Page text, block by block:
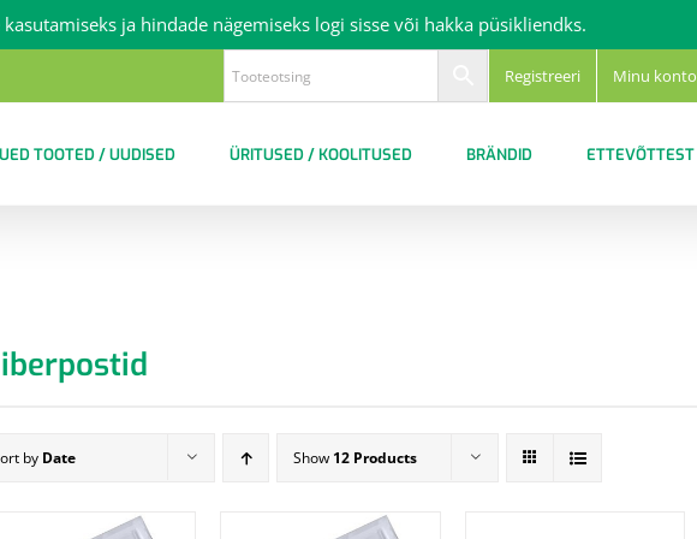
Registreeri Minu konto
TOOTED / UUDISED ÜRITUSED / KOOLITUSED BRÄNDID ETTEVÕTTEST
by Date Show 12 Products
kasutamiseks ja hindade nägemiseks logi sisse või hakka püsikliendks.